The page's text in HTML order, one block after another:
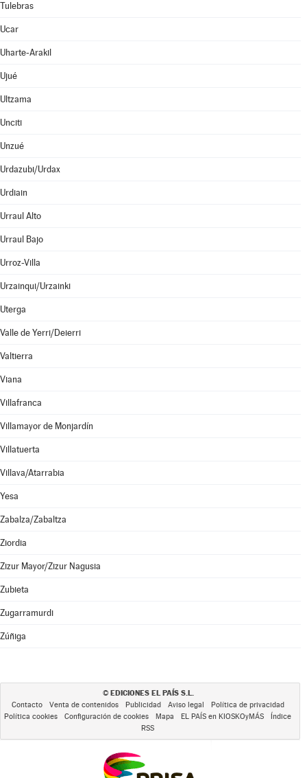
Tulebras
Ucar
Uharte-Arakil
Ujué
Ultzama
Unciti
Unzué
Urdazubi/Urdax
Urdiain
Urraul Alto
Urraul Bajo
Urroz-Villa
Urzainqui/Urzainki
Uterga
Valle de Yerri/Deierri
Valtierra
Viana
Villafranca
Villamayor de Monjardín
Villatuerta
Villava/Atarrabia
Yesa
Zabalza/Zabaltza
Ziordia
Zizur Mayor/Zizur Nagusia
Zubieta
Zugarramurdi
Zúñiga
© EDICIONES EL PAÍS S.L.
Contacto Venta de contenidos Publicidad Aviso legal
Política de privacidad
Política cookies
Configuración de cookies Mapa EL PAÍS en KIOSKOyMÁS
Índice
RSS